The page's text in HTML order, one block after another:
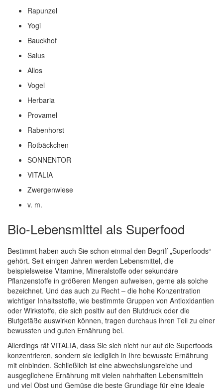
Rapunzel
Yogi
Bauckhof
Salus
Allos
Vogel
Herbaria
Provamel
Rabenhorst
Rotbäckchen
SONNENTOR
VITALIA
Zwergenwiese
v. m.
Bio-Lebensmittel als Superfood
Bestimmt haben auch Sie schon einmal den Begriff „Superfoods“
gehört. Seit einigen Jahren werden Lebensmittel, die
beispielsweise Vitamine, Mineralstoffe oder sekundäre
Pflanzenstoffe in größeren Mengen aufweisen, gerne als solche
bezeichnet. Und das auch zu Recht – die hohe Konzentration
wichtiger Inhaltsstoffe, wie bestimmte Gruppen von Antioxidantien
oder Wirkstoffe, die sich positiv auf den Blutdruck oder die
Blutgefäße auswirken können, tragen durchaus ihren Teil zu einer
bewussten und guten Ernährung bei.
Allerdings rät VITALIA, dass Sie sich nicht nur auf die Superfoods
konzentrieren, sondern sie lediglich in Ihre bewusste Ernährung
mit einbinden. Schließlich ist eine abwechslungsreiche und
ausgeglichene Ernährung mit vielen nahrhaften Lebensmitteln
und viel Obst und Gemüse die beste Grundlage für eine ideale